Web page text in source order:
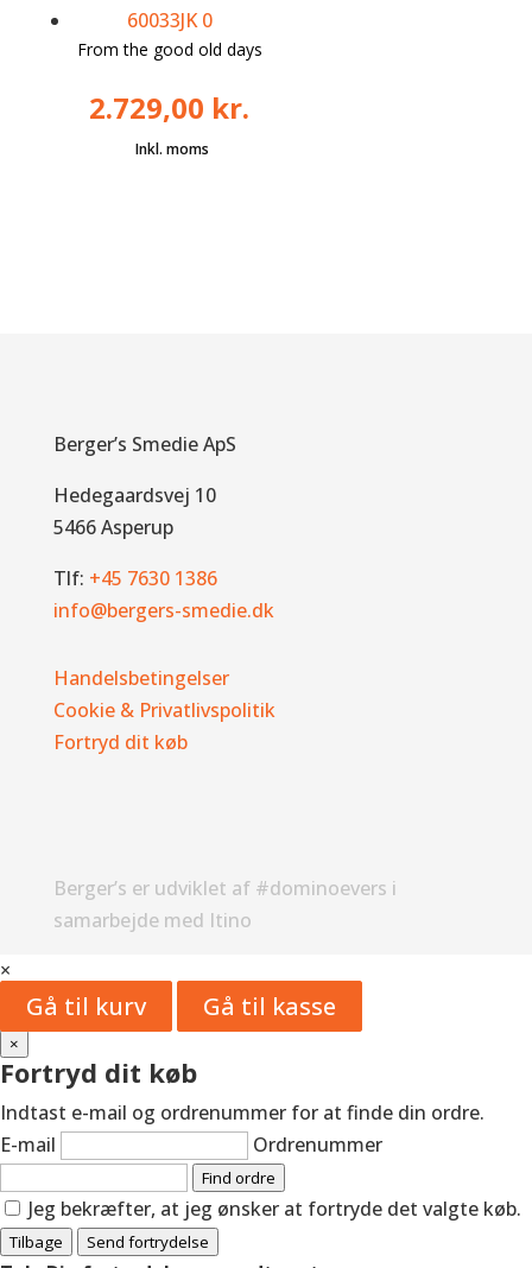
From the good old days
2.729,00 kr.
Berger’s Smedie ApS
Hedegaardsvej 10
5466 Asperup
Tlf: +45 7630 1386
info@bergers-smedie.dk
Handelsbetingelser
Cookie & Privatlivspolitik
Fortryd dit køb
Berger’s er udviklet af #dominoevers i
samarbejde med Itino
×
Gå til kurv Gå til kasse
×
Fortryd dit køb
Indtast e-mail og ordrenummer for at finde din ordre.
E-mail
Ordrenummer
Find ordre
Jeg bekræfter, at jeg ønsker at fortryde det valgte køb.
Tilbage Send fortrydelse